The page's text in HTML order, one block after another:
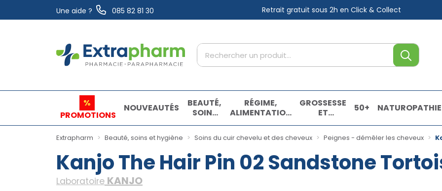
Une aide ? 085 82 81 30 Retrait gratuit sous 2h en Click & Collect
Extrapharm Votre pharmacie en ligne à votre service
%
PROMOTIONS
NOUVEAUTÉS
BEAUTÉ,
SOINS
ET
RÉGIME,
ALIMENTATION
& VITAMINES
GROSSESSE
ET
ENFANTS
50+ NATUROPATHIE
Extrapharm Beauté, soins et hygiène Soins du cuir chevelu et des cheveux Peignes - démêler les cheveux
Kanjo The Hair Pin 02 Sandstone
Laboratoire KANJO